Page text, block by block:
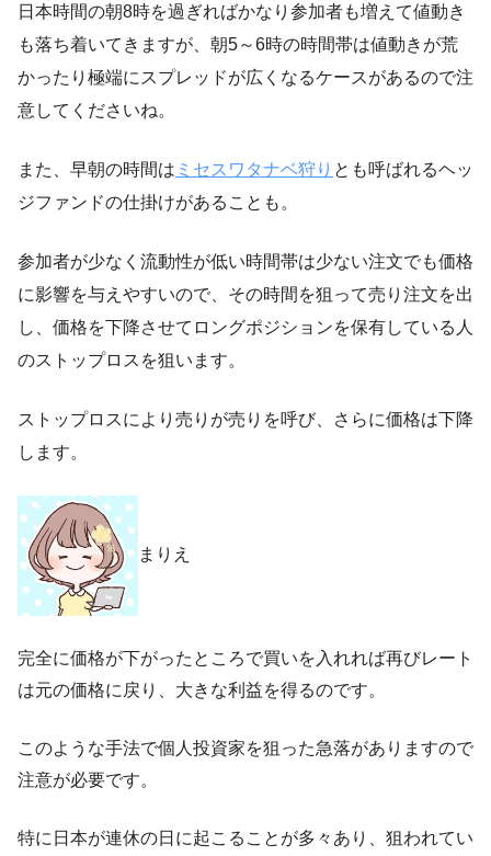
日本時間の朝8時を過ぎればかなり参加者も増えて値動き
も落ち着いてきますが、朝5～6時の時間帯は値動きが荒
かったり極端にスプレッドが広くなるケースがあるので注
意してくださいね。
また、早朝の時間は ミセスワタナベ狩り とも呼ばれるヘッ
ジファンドの仕掛けがあることも。
参加者が少なく流動性が低い時間帯は少ない注文でも価格
に影響を与えやすいので、その時間を狙って売り注文を出
し、価格を下降させてロングポジションを保有している人
のストップロスを狙います。
ストップロスにより売りが売りを呼び、さらに価格は下降
します。
まりえ
完全に価格が下がったところで買いを入れれば再びレート
は元の価格に戻り、大きな利益を得るのです。
このような手法で個人投資家を狙った急落がありますので
注意が必要です。
特に日本が連休の日に起こることが多々あり、狙われてい